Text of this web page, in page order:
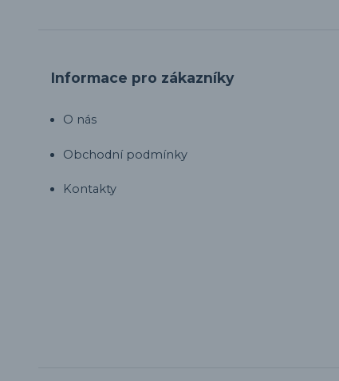
Informace pro zákazníky
O nás
Obchodní podmínky
Kontakty